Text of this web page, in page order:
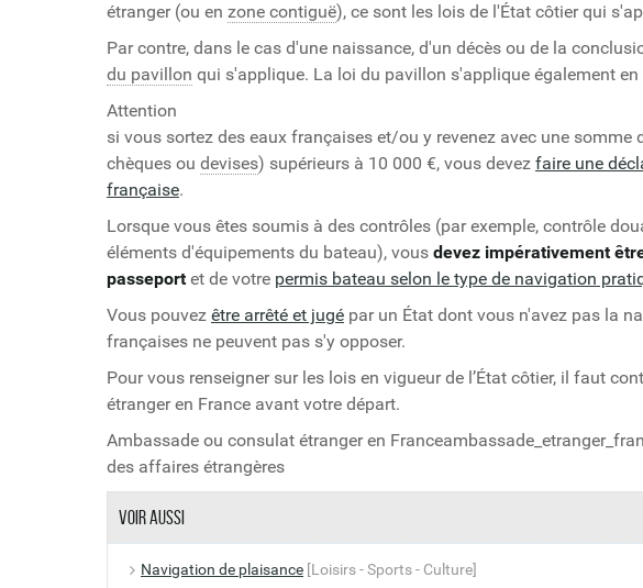
étranger (ou en zone contiguë), ce sont les lois de l'État côtier qui
Par contre, dans le cas d'une naissance, d'un décès ou de la
du pavillon qui s'applique. La loi du pavillon s'applique également
Attention
si vous sortez des eaux françaises et/ou y revenez avec une somme
chèques ou devises) supérieurs à 10 000 €, vous devez faire une
française.
Lorsque vous êtes soumis à des contrôles (par exemple, contrôle
éléments d'équipements du bateau), vous devez impérativement
passeport et de votre permis bateau selon le type de navigation
Vous pouvez être arrêté et jugé par un État dont vous n'avez pas la
françaises ne peuvent pas s'y opposer.
Pour vous renseigner sur les lois en vigueur de l’État côtier, il faut
étranger en France avant votre départ.
Ambassade ou consulat étranger en
des affaires étrangères
Voir aussi
Navigation de plaisance [Loisirs - Sports - Culture]